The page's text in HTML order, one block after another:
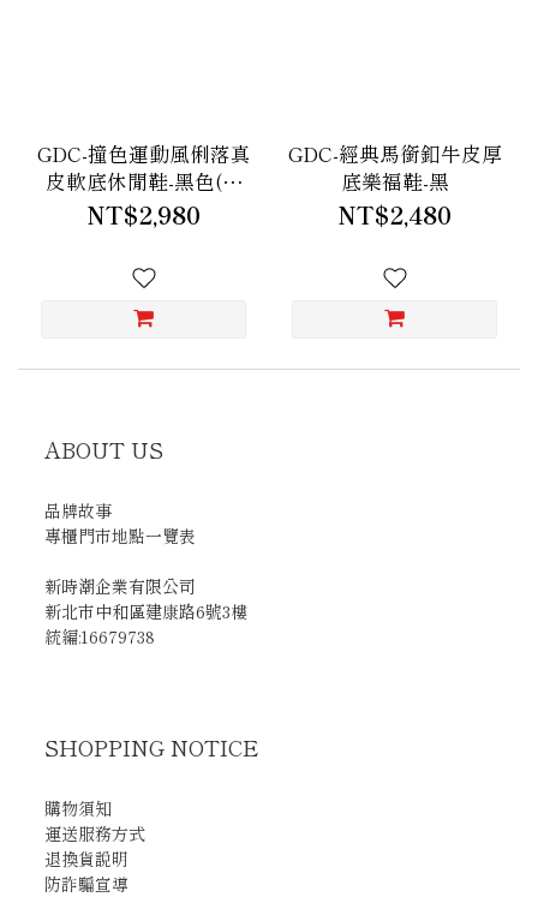
GDC-撞色運動風俐落真
皮軟底休閒鞋-黑色(預
購中)
NT$2,980
GDC-經典馬銜釦牛皮厚
底樂福鞋-黑
NT$2,480
ABOUT US
品牌故事
專櫃門市地點一覽表
新時潮企業有限公司
新北市中和區建康路6號3樓
統編:16679738
SHOPPING NOTICE
購物須知
運送服務方式
退換貨說明
防詐騙宣導